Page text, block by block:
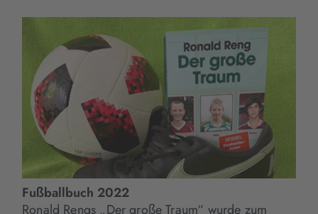
Fußballbuch 2022
Ronald Rengs „Der große Traum“ wurde zum